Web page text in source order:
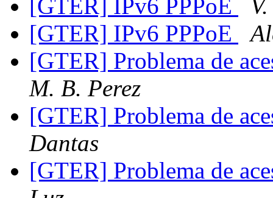
[GTER] IPv6 PPPoE
[GTER] IPv6 PPPoE
[GTER] Problema de
M. B. Perez
[GTER] Problema de
Dantas
[GTER] Problema de